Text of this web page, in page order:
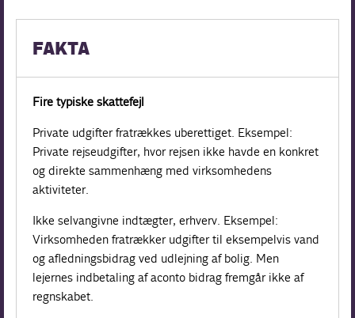
FAKTA
Fire typiske skattefejl
Private udgifter fratrækkes uberettiget. Eksempel:
Private rejseudgifter, hvor rejsen ikke havde en konkret
og direkte sammenhæng med virksomhedens
aktiviteter.
Ikke selvangivne indtægter, erhverv. Eksempel:
Virksomheden fratrækker udgifter til eksempelvis vand
og afledningsbidrag ved udlejning af bolig. Men
lejernes indbetaling af aconto bidrag fremgår ikke af
regnskabet.